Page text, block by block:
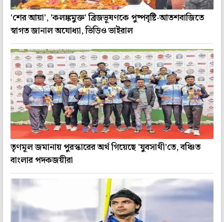
'শের আয়া', 'কলঙ্কমুক্ত' ব্রিজভূষণকে পুষ্পবৃষ্টি-আতশবাজিতে
স্বাগত জানাল অযোধ্যা, ভিডিও ভাইরাল
তৃণমূল জমানায় পুরস্কারের অর্থ গিয়েছে 'যুবসাথী'তে, বঞ্চিত
বাংলার পদকজয়ীরা